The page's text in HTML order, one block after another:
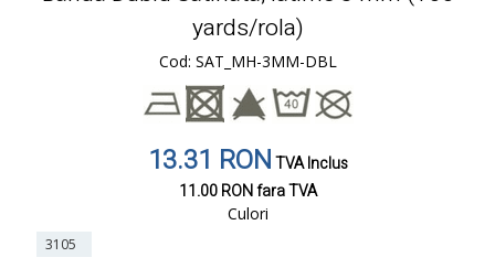
yards/rola)
Cod: SAT_MH-3MM-DBL
13.31 RONTVA Inclus
11.00 RONfara TVA
Culori
3105